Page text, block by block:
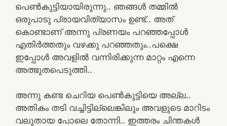
പെൺകുട്ടിയായിരുന്നു.. ഞങ്ങൾ തമ്മിൽ
ഒരുപാടു പ്രായവിത്യാസം ഉണ്ട്.. അത്
കൊണ്ടാണ് അന്നു പ്രണയം പറഞ്ഞപ്പോൾ
എതിർത്തതും വഴക്കു പറഞ്ഞതും..പക്ഷെ
ഇപ്പോൾ അവളിൽ വന്നിരിക്കുന്ന മാറ്റം എന്നെ
അത്ഭുതപെടുത്തി..
അന്നു കണ്ട ചെറിയ പെൺകുട്ടിയെ അല്ല..
അതികം തടി വച്ചിട്ടില്ലെങ്കിലും അവളുടെ മാറിടം
വലുതായ പോലെ തോന്നി.. ഇത്തരം ചിന്തകൾ